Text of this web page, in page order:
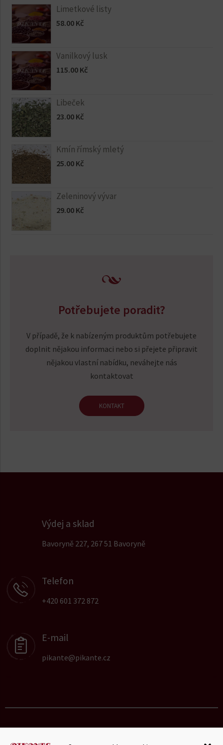
Limetkové listy
58.00 Kč
Vanilkový lusk
115.00 Kč
Libeček
23.00 Kč
Kmín římský mletý
25.00 Kč
Zeleninový vývar
29.00 Kč
Potřebujete poradit?
V případě, že k nabízeným produktům potřebujete
doplnit nějakou informaci nebo si přejete připravit
nějakou vlastní nabídku, neváhejte nás
kontaktovat
KONTAKT
Výdej a sklad
Bavoryně 227, 267 51 Bavoryně
Telefon
+420 601 372 872
E-mail
pikante@pikante.cz